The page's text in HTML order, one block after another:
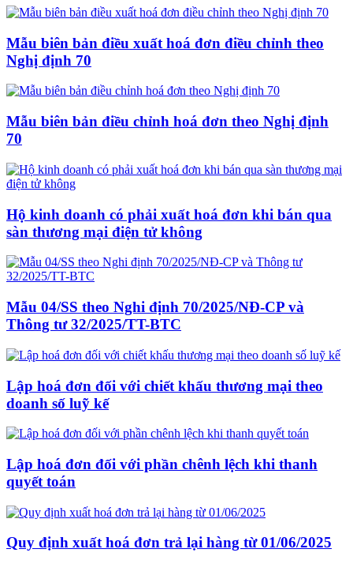
Mẫu biên bản điều xuất hoá đơn điều chỉnh theo
Nghị định 70
Mẫu biên bản điều chỉnh hoá đơn theo Nghị định
70
Hộ kinh doanh có phải xuất hoá đơn khi bán qua
sàn thương mại điện tử không
Mẫu 04/SS theo Nghi định 70/2025/NĐ-CP và
Thông tư 32/2025/TT-BTC
Lập hoá đơn đối với chiết khấu thương mại theo
doanh số luỹ kế
Lập hoá đơn đối với phần chênh lệch khi thanh
quyết toán
Quy định xuất hoá đơn trả lại hàng từ 01/06/2025